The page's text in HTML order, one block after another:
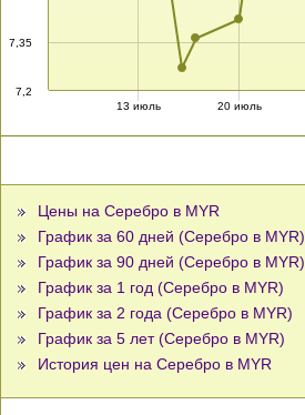
7,2
7,35
13 июль 20 июль
Цены на Серебро в MYR
График за 60 дней (Серебро в MYR)
График за 90 дней (Серебро в MYR)
График за 1 год (Серебро в MYR)
График за 2 года (Серебро в MYR)
График за 5 лет (Серебро в MYR)
История цен на Серебро в MYR